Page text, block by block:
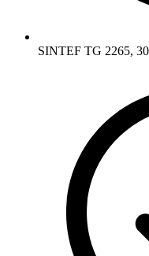
SINTEF TG 2265, 30